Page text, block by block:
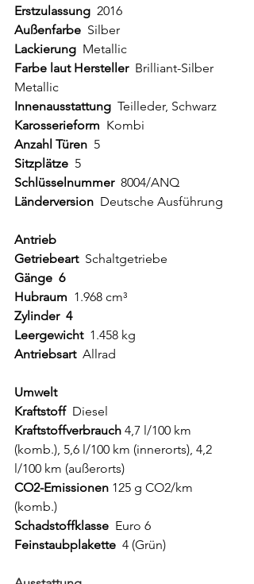
Erstzulassung 2016
Außenfarbe Silber
Lackierung Metallic
Farbe laut Hersteller Brilliant-Silber
Metallic
Innenausstattung Teilleder, Schwarz
Karosserieform Kombi
Anzahl Türen
  5
Sitzplätze 5
Schlüsselnummer 8004/ANQ
Länderversion Deutsche Ausführung
Antrieb
Getriebeart Schaltgetriebe
Gänge  6
Hubraum 1.968 cm³
Zylinder  4
Leergewicht 1.458 kg
Antriebsart Allrad
Umwelt
Kraftstoff Diesel
Kraftstoffverbrauch 4,7 l/100 km
(komb.), 5,6 l/100 km (innerorts), 4,2
l/100 km (außerorts)
CO2-Emissionen 125 g CO2/km
(komb.)
Schadstoffklasse Euro 6
Feinstaubplakette 4 (Grün)